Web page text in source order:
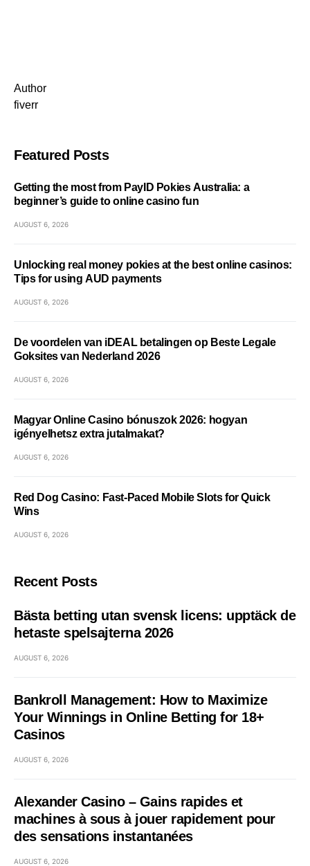
Author
fiverr
Featured Posts
Getting the most from PayID Pokies Australia: a
beginner’s guide to online casino fun
AUGUST 6, 2026
Unlocking real money pokies at the best online casinos:
Tips for using AUD payments
AUGUST 6, 2026
De voordelen van iDEAL betalingen op Beste Legale
Goksites van Nederland 2026
AUGUST 6, 2026
Magyar Online Casino bónuszok 2026: hogyan
igényelhetsz extra jutalmakat?
AUGUST 6, 2026
Red Dog Casino: Fast‑Paced Mobile Slots for Quick
Wins
AUGUST 6, 2026
Recent Posts
Bästa betting utan svensk licens: upptäck de
hetaste spelsajterna 2026
AUGUST 6, 2026
Bankroll Management: How to Maximize
Your Winnings in Online Betting for 18+
Casinos
AUGUST 6, 2026
Alexander Casino – Gains rapides et
machines à sous à jouer rapidement pour
des sensations instantanées
AUGUST 6, 2026